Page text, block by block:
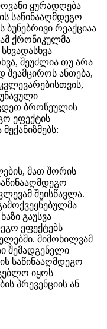
ყურადღება
საწინააღმდეგო
ბუნებრივი რეაქციაა
ქრონიკულმა
შეუძლია თუ არა
ანთება,
ბროწეულის
ეფექტის
მათ შორის
შეისწავლა.
გაუსვა
ეფექტებს
მიმოხილვამ
შემადგენელი
საწინააღმდეგო
იყოს
პრევენციის ან